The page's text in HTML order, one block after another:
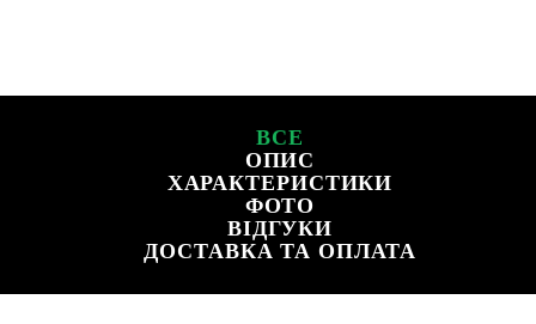
ВСЕ
ОПИС
ХАРАКТЕРИСТИКИ
ФОТО
ВІДГУКИ
ДОСТАВКА ТА ОПЛАТА